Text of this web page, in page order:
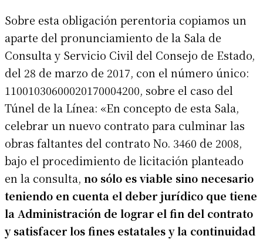
Sobre esta obligación perentoria copiamos un
aparte del pronunciamiento de la Sala de
Consulta y Servicio Civil del Consejo de Estado,
del 28 de marzo de 2017, con el número único:
11001030600020170004200, sobre el caso del
Túnel de la Línea: «En concepto de esta Sala,
celebrar un nuevo contrato para culminar las
obras faltantes del contrato No. 3460 de 2008,
bajo el procedimiento de licitación planteado
en la consulta, no sólo es viable sino necesario
teniendo en cuenta el deber jurídico que tiene
la Administración de lograr el fin del contrato
y satisfacer los fines estatales y la continuidad